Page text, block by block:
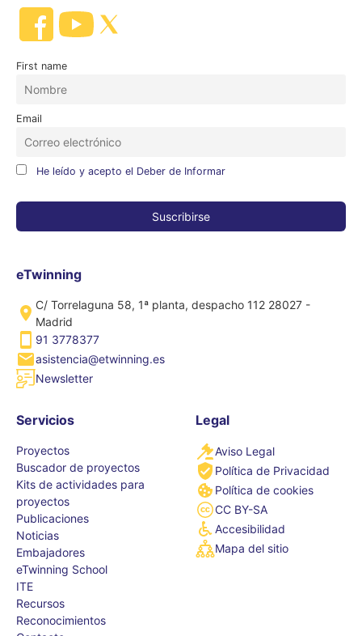
First name
Email
He leído y acepto el Deber de Informar
eTwinning
C/ Torrelaguna 58, 1ª planta, despacho 112 28027 -
Madrid
91 3778377
asistencia@etwinning.es
Newsletter
Servicios
Proyectos
Buscador de proyectos
Kits de actividades para
proyectos
Publicaciones
Noticias
Embajadores
eTwinning School
ITE
Recursos
Reconocimientos
Legal
Aviso Legal
Política de Privacidad
Política de cookies
CC BY-SA
Accesibilidad
Mapa del sitio